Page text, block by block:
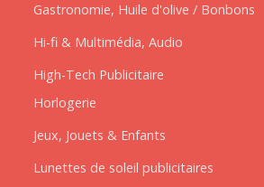
Gastronomie, Huile d'olive / Bonbons
Hi-fi & Multimédia, Audio
High-Tech Publicitaire
Horlogerie
Jeux, Jouets & Enfants
Lunettes de soleil publicitaires